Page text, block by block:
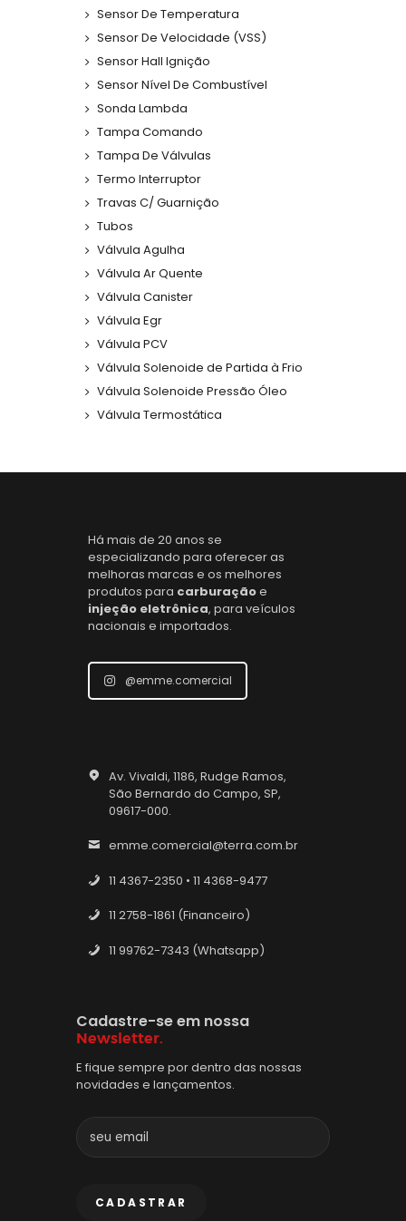
Sensor De Temperatura
Sensor De Velocidade (VSS)
Sensor Hall Ignição
Sensor Nível De Combustível
Sonda Lambda
Tampa Comando
Tampa De Válvulas
Termo Interruptor
Travas C/ Guarnição
Tubos
Válvula Agulha
Válvula Ar Quente
Válvula Canister
Válvula Egr
Válvula PCV
Válvula Solenoide de Partida à Frio
Válvula Solenoide Pressão Óleo
Válvula Termostática
Há mais de 20 anos se
especializando para oferecer as
melhoras marcas e os melhores
produtos para carburaçãoe
injeção eletrônica, para veículos
nacionais e importados.
@emme.comercial
Av. Vivaldi, 1186, Rudge Ramos,
São Bernardo do Campo, SP,
09617-000.
emme.comercial@terra.com.br
11 4367-2350 • 11 4368-9477
11 2758-1861 (Financeiro)
11 99762-7343 (Whatsapp)
Cadastre-se em nossa
Newsletter.
E fique sempre por dentro das nossas
novidades e lançamentos.